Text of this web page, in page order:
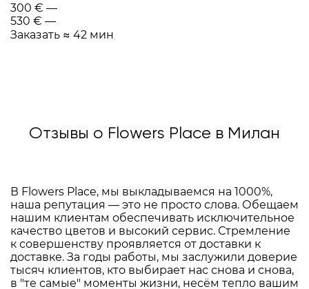
300 € —
530 € —
Заказать ≈ 42 мин
Отзывы о Flowers Place в Милан
В Flowers Place, мы выкладываемся на 1000%,
наша репутация — это не просто слова. Обещаем
нашим клиентам обеспечивать исключительное
качество цветов и высокий сервис. Стремление
к совершенству проявляется от доставки к
доставке. За годы работы, мы заслужили доверие
тысяч клиентов, кто выбирает нас снова и снова,
в "те самые" моменты жизни, несём тепло вашим